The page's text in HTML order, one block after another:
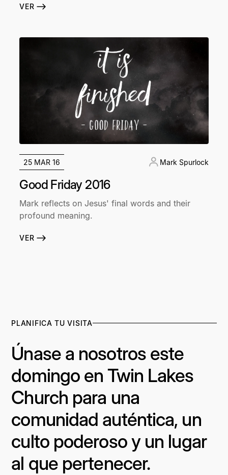
VER
25 MAR 16 Mark Spurlock
Good Friday 2016
Mark reflects on Jesus' final words and their
profound meaning.
VER
PLANIFICA TU VISITA
Únase a nosotros este
domingo en Twin Lakes
Church para una
comunidad auténtica, un
culto poderoso y un lugar
al que pertenecer.